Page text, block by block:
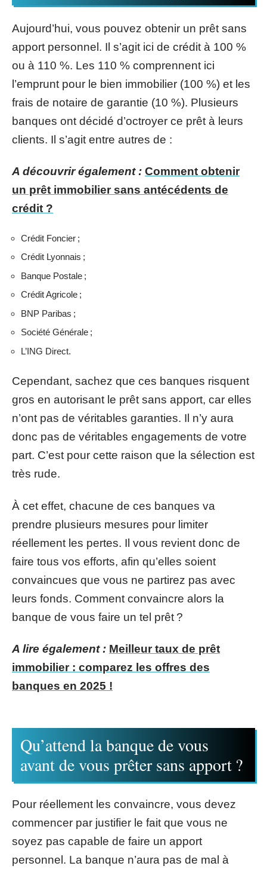
Aujourd’hui, vous pouvez obtenir un prêt sans
apport personnel. Il s’agit ici de crédit à 100 %
ou à 110 %. Les 110 % comprennent ici
l’emprunt pour le bien immobilier (100 %) et les
frais de notaire de garantie (10 %). Plusieurs
banques ont décidé d’octroyer ce prêt à leurs
clients. Il s’agit entre autres de :
A découvrir également : Comment obtenir
un prêt immobilier sans antécédents de
crédit ?
Crédit Foncier ;
Crédit Lyonnais ;
Banque Postale ;
Crédit Agricole ;
BNP Paribas ;
Société Générale ;
L’ING Direct.
Cependant, sachez que ces banques risquent
gros en autorisant le prêt sans apport, car elles
n’ont pas de véritables garanties. Il n’y aura
donc pas de véritables engagements de votre
part. C’est pour cette raison que la sélection est
très rude.
À cet effet, chacune de ces banques va
prendre plusieurs mesures pour limiter
réellement les pertes. Il vous revient donc de
faire tous vos efforts, afin qu’elles soient
convaincues que vous ne partirez pas avec
leurs fonds. Comment convaincre alors la
banque de vous faire un tel prêt ?
A lire également : Meilleur taux de prêt
immobilier : comparez les offres des
banques en 2025 !
Qu’attend la banque de vous
avant de vous prêter sans apport ?
Pour réellement les convaincre, vous devez
commencer par justifier le fait que vous ne
soyez pas capable de faire un apport
personnel. La banque n’aura pas de mal à